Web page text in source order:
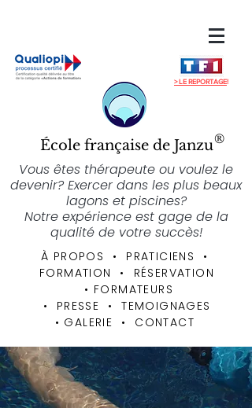
> LE REPORTAGE!
École française de Janzu®
Vous êtes thérapeute ou voulez le
devenir? Exercer dans les plus beaux
lagons et piscines?
Notre expérience est gage de la
qualité de votre succès!
À PROPOS • PRATICIENS •
FORMATION
•
RÉSERVATION
• FORMATEURS
• PRESSE • TEMOIGNAGES
• GALERIE • CONTACT